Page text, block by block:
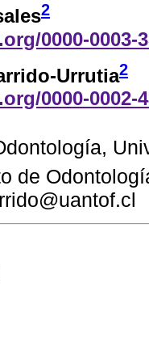
2
0000-0003-
Urrutia2
0000-0002-
de